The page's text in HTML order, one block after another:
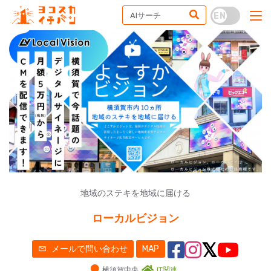
地域のステキを地域に届ける
ローカルビジョン
メールで問い合わせ MAP